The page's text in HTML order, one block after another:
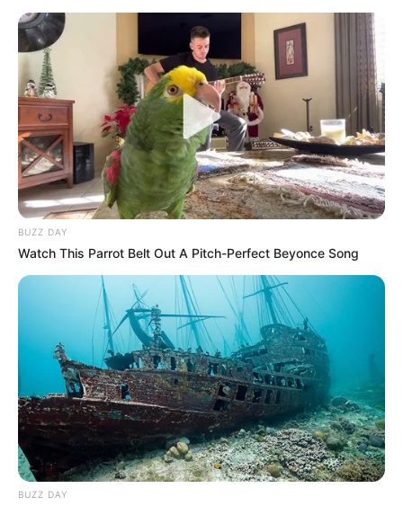
BUZZ DAY
Watch This Parrot Belt Out A Pitch-Perfect Beyonce Song
BUZZ DAY